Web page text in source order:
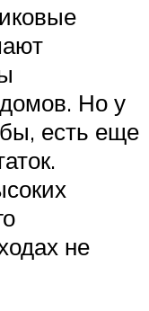
Но у
есть еще
не